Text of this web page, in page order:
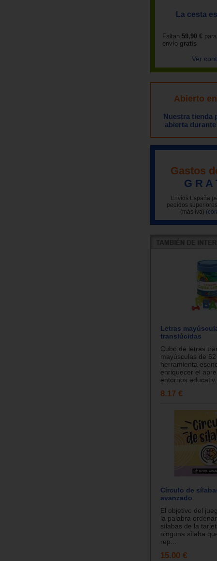
La cesta
Faltan 59,90 €
envío gratis
Ver
Abierto
Nuestra tienda
abierta
Gastos
G R A
Envíos España
pedidos
(más iva)
Letras
translúcidas
Cubo de letras
mayúsculas de
herramienta
enriquecer el
entornos
8.17 €
Círculo de
avanzado
El objetivo del
la palabra
sílabas de la
ninguna sílaba
rep...
15.00 €